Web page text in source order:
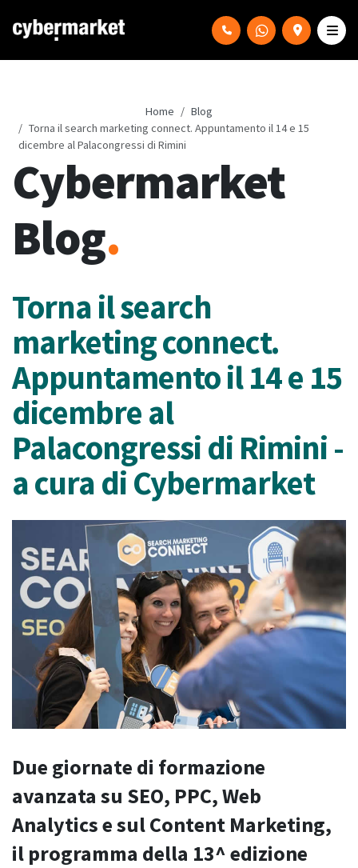
Home
Blog
Torna il search marketing connect. Appuntamento il 14 e 15
dicembre al Palacongressi di Rimini
Cybermarket
Blog.
Torna il search
marketing connect.
Appuntamento il 14 e 15
dicembre al
Palacongressi di Rimini -
a cura di Cybermarket
Due giornate di formazione
avanzata su SEO, PPC, Web
Analytics e sul Content Marketing,
il programma della 13^ edizione